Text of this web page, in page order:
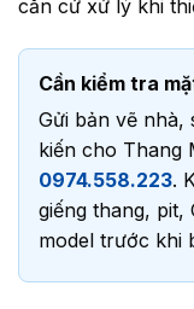
căn cứ xử lý khi
Cần kiểm tra
Gửi bản vẽ
kiến cho Thang
0974.558.223.
giếng thang, pit,
model trước khi